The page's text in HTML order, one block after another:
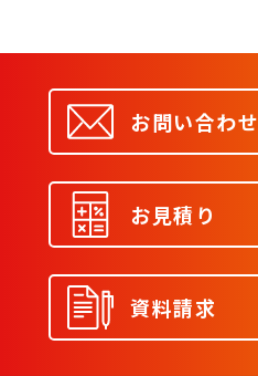
お問い合わせ
お見積り
資料請求